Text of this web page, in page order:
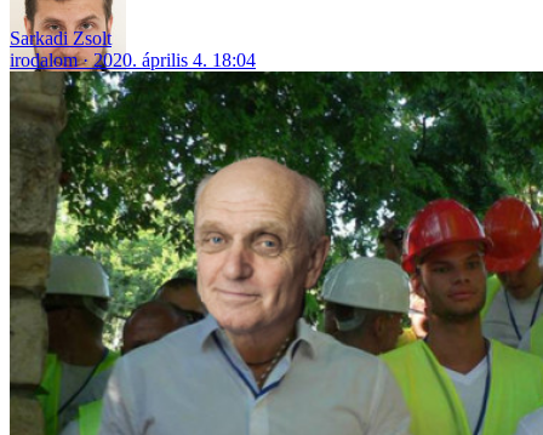
Sarkadi Zsolt
irodalom
2020. április 4. 18:04